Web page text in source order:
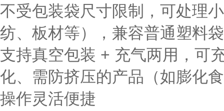
不受包装袋尺寸限制，可处理
纺、板材等），兼容普通塑料
支持真空包装 + 充气两用，可
化、需防挤压的产品（如膨化
操作灵活便捷